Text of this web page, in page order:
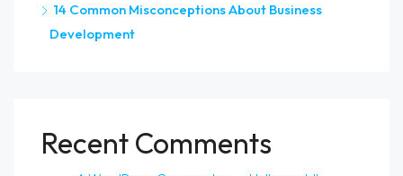
14 Common Misconceptions About Business
Development
Recent Comments